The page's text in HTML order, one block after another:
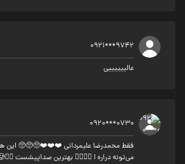
0921***9742
عالییییییی
0920***0730
فقط محمدرضا علیمردانی ❤️❤️❤️🥺🥺🥺 این
می‌تونه دراره ! 👌🏻😍😍 بهترین صداپیشست 👌🏻🪽🪽🥲🥲🥰🥰🥰🥰